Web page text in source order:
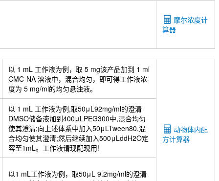
摩尔浓度计
算器
动物体内配
方计算器
以 1 mL 工作液为例，取 5 mg该产品加到 1 ml
CMC-NA 溶液中，混合均匀，即可得工作液浓
度为 5 mg/ml的均匀悬浊液。
以 1 mL 工作液为例,取50μL92mg/ml的澄清
DMSO储备液加到400μLPEG300中,混合均匀
使其澄清;向上述体系中加入50μLTween80,混
合均匀使其澄清;然后继续加入500μLddH2O定
容至1mL。工作液请现配现用!
以1 mL工作液为例，取50μL 9.2mg/ml的澄清